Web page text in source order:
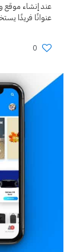
عند إنشاء موقع
عنوانًا فريدًا
0